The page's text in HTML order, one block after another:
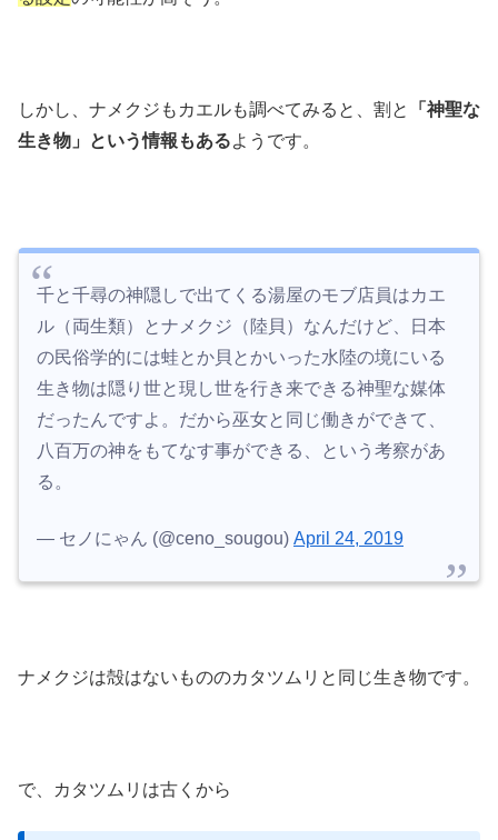
しかし、ナメクジもカエルも調べてみると、割と
「神聖な
生き物」という情報もあるようです。
千と千尋の神隠しで出てくる湯屋のモブ店員はカエ
ル（両生類）とナメクジ（陸貝）なんだけど、日本
の民俗学的には蛙とか貝とかいった水陸の境にいる
生き物は隠り世と現し世を行き来できる神聖な媒体
だったんですよ。だから巫女と同じ働きができて、
八百万の神をもてなす事ができる、という考察があ
る。
— セノにゃん (@ceno_sougou) April 24, 2019
ナメクジは殻はないもののカタツムリと同じ生き物です。
で、カタツムリは古くから